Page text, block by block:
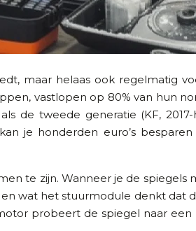
maar helaas ook regelmatig
vastlopen op 80% van hun
de tweede generatie (KF,
je honderden euro’s
te zijn. Wanneer je de spiegels
wat het stuurmodule denkt dat
probeert de spiegel naar